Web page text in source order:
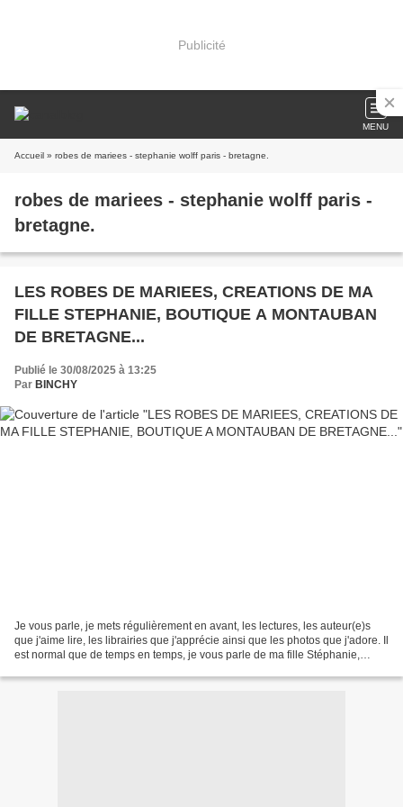
Publicité
MENU
Accueil » robes de mariees - stephanie wolff paris - bretagne.
robes de mariees - stephanie wolff paris -
bretagne.
LES ROBES DE MARIEES, CREATIONS DE MA
FILLE STEPHANIE, BOUTIQUE A MONTAUBAN
DE BRETAGNE...
Publié le 30/08/2025 à 13:25
Par BINCHY
Je vous parle, je mets régulièrement en avant, les lectures, les auteur(e)s
que j'aime lire, les librairies que j'apprécie ainsi que les photos que j'adore. Il
est normal que de temps en temps, je vous parle de ma fille Stéphanie,